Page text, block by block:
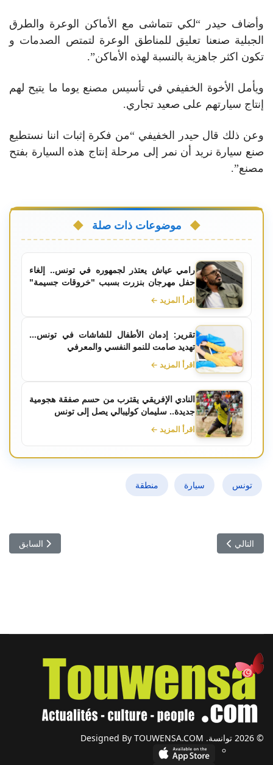
وأضاف حيدر “لكي تتماشى مع الأماكن الوعرة والطرق
الجبلية صنعنا تعليق للمناطق الوعرة لتمتص الصدمات و
تكون اكثر جاهزية بالنسبة لهذه الأماكن”.
ويأمل الأخوة الخفيفي في تأسيس مصنع يوما ما يتيح لهم
إنتاج سيارتهم على صعيد تجاري.
وعن ذلك قال حيدر الخفيفي “من فكرة إثبات اننا نستطيع
صنع سيارة نريد أن نمر إلى مرحلة إنتاج هذه السيارة بفتح
مصنع”.
موضوعات ذات صلة
رامي عياش يعتذر لجمهوره في تونس.. إلغاء
حفل مهرجان بنزرت بسبب "خروقات جسيمة"
من المتعهد
اقرأ المزيد ←
تقرير: إدمان الأطفال للشاشات في تونس...
تهديد صامت للنمو النفسي والمعرفي
اقرأ المزيد ←
النادي الإفريقي يقترب من حسم صفقة هجومية
جديدة.. سليمان كوليبالي يصل إلى تونس
اقرأ المزيد ←
تونس سيارة منطقة
المقال
السابق
المقال التالي: التمويل والضرائب والرقمنة... ''مبوّب'' يطرح الأسئلة
التالي
© 2026 توانسة. Designed By TOUWENSA.COM